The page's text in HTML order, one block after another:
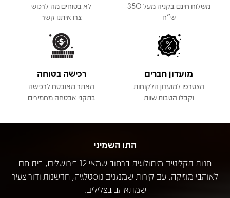
משלוח חינם בקניה מעל 350
ש"ח
לא בטוחים מה לרכוש
צרו איתנו קשר
מועדון חברים
הצטרפו למועדון הלקוחות
וקבלו הטבות שוות
רכישה בטוחה
האתר מאובטח לרכישה
בתקני אבטחה מחמירים
התו השמיני
חנות תקליטים מיתולוגית ברחוב שמאי 12 בירושלים, בית חם
לאוהבי מוזיקה, עם קירות שמנגנים נוסטלגיה, חדשנות ודור צעיר
שמתאהב בצלילים.